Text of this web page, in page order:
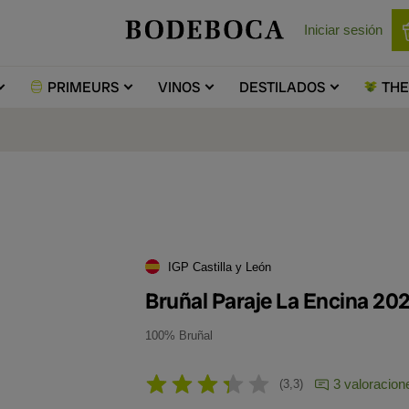
Iniciar sesión
PRIMEURS VINOS DESTILADOS THE
IGP Castilla y León
Bruñal Paraje La Encina
100% Bruñal
3,3 3